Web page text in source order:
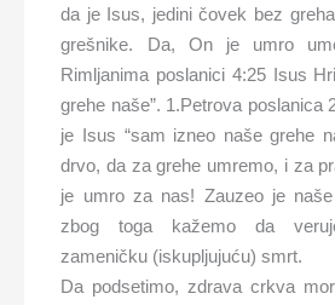
da je Isus, jedini čovek bez
grešnike. Da, On je umro
Rimljanima poslanici 4:25 Isus
grehe naše”. 1.Petrova poslanica
je Isus “sam izneo naše grehe
drvo, da za grehe umremo, i za
je umro za nas! Zauzeo je
zbog toga kažemo da
zameničku (iskupljujuću) smrt.
Da podsetimo, zdrava crkva